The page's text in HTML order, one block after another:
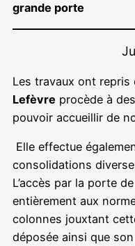
grande porte
Les travaux ont repris
Lefèvre procède à
pouvoir accueillir de
Elle effectue
consolidations
L’accès par la porte
entièrement aux
colonnes jouxtant
déposée ainsi que